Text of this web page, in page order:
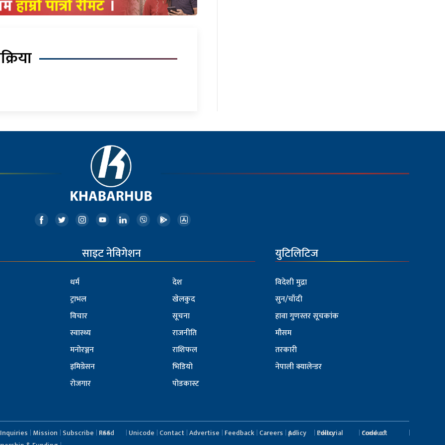
साइट नेविगेशन
धर्म
ट्राभल
विचार
स्वास्थ्य
मनोरञ्जन
इमिग्रेसन
रोजगार
देश
खेलकुद
सूचना
राजनीति
राशिफल
भिडियो
पोडकास्ट
युटिलिटिज
विदेशी मुद्रा
सुन/चाँदी
हावा गुणस्तर सूचकांक
मौसम
तरकारी
नेपाली क्यालेन्डर
Inquiries Mission Subscribe RSS Feed Unicode Contact Advertise Feedback Careers Ad policy Editorial Policy
Code of conduct